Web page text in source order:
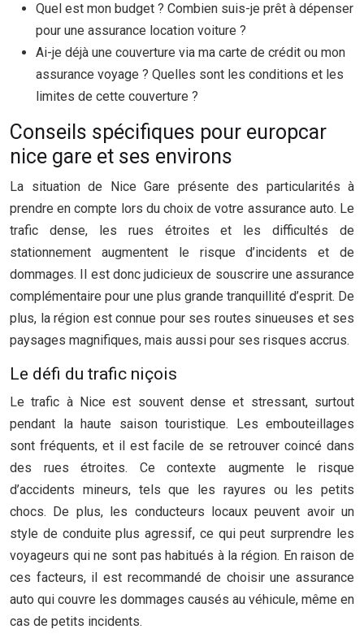
Quel est mon budget ? Combien suis-je prêt à dépenser
pour une assurance location voiture ?
Ai-je déjà une couverture via ma carte de crédit ou mon
assurance voyage ? Quelles sont les conditions et les
limites de cette couverture ?
Conseils spécifiques pour europcar
nice gare et ses environs
La situation de Nice Gare présente des particularités à
prendre en compte lors du choix de votre assurance auto. Le
trafic dense, les rues étroites et les difficultés de
stationnement augmentent le risque d’incidents et de
dommages. Il est donc judicieux de souscrire une assurance
complémentaire pour une plus grande tranquillité d’esprit. De
plus, la région est connue pour ses routes sinueuses et ses
paysages magnifiques, mais aussi pour ses risques accrus.
Le défi du trafic niçois
Le trafic à Nice est souvent dense et stressant, surtout
pendant la haute saison touristique. Les embouteillages
sont fréquents, et il est facile de se retrouver coincé dans
des rues étroites. Ce contexte augmente le risque
d’accidents mineurs, tels que les rayures ou les petits
chocs. De plus, les conducteurs locaux peuvent avoir un
style de conduite plus agressif, ce qui peut surprendre les
voyageurs qui ne sont pas habitués à la région. En raison de
ces facteurs, il est recommandé de choisir une assurance
auto qui couvre les dommages causés au véhicule, même en
cas de petits incidents.